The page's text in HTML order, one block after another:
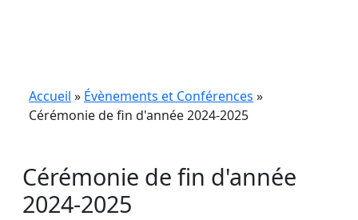
Accueil » Évènements et Conférences »
Cérémonie de fin d'année 2024-2025
Cérémonie de fin d'année
2024-2025